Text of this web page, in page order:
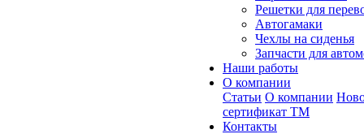
Решетки для
Автогамаки
Чехлы на сиденья
Запчасти для
Наши работы
О компании
Статьи О компании
сертификат ТМ
Контакты